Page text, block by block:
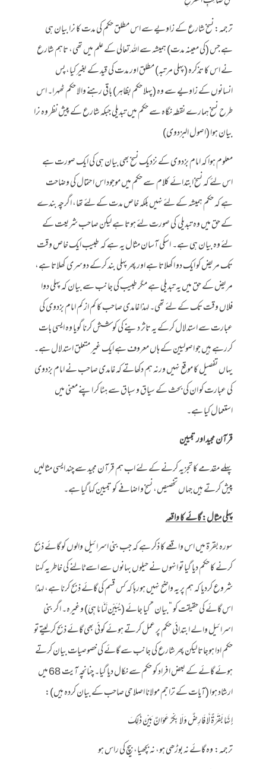
ترجمہ: نسخ شارع کے زاویے سے اس مطلق حکم کی مدت کا نرا بیان ہی
ہے جس (کی معینہ مدت) ہمیشہ سے اللہ تعالی کے علم میں تھی، تاہم شارع
نے اس کا تذکرہ (پہلی مرتبہ) مطلق اور مدت کی قید کے بغیر کیا، پس
انسانوں کے زاویے سے وہ (پہلا حکم بظاہر) باقی رہنے والا حکم ٹھہرا۔ اس
طرح نسخ ہمارے نقطہ نگاہ سے حکم میں تبدیلی جبکہ شارع کے پیش نظر وہ نرا
بیان ہوا (اصول البزدوی)
معلوم ہوا کہ امام بزدوی کے نزدیک نسخ بھی بیان ہی کی ایک صورت ہے
اس لئے کہ نسخ ابتدائے کلام سے حکم میں موجود اس احتمال کی وضاحت
ہے کہ حکم ہمیشہ کے لئے نہیں بلکہ خاص مدت کے لئے تھا، اگرچہ بندے
کے حق میں وہ تبدیلی کی صورت لئے ہوتا ہے لیکن صاحب شریعت کے
لئے وہ بیان ہی ہے۔ اسکی آسان مثال یہ ہے کہ طبیب ایک خاص وقت
تک مریض کو ایک دو ا کھلاتا ہے اور پھر پہلی بند کرکے دوسری کھلاتا ہے،
مریض کے حق میں یہ تبدیلی ہے مگر طبیب کی جانب سے بیان کہ پہلی دوا
فلاں وقت تک کے لئے تھی۔ لہذا غامدی صاحب کا کم از کم امام بزدوی کی
عبارت سے استدلال کرکے یہ تاثر دینے کی کوشش کرنا گویا وہ ایسی بات
کررہے ہیں جو اصولیین کے ہاں معروف ہے ایک غیر متعلق استدلال ہے۔
یہاں تفصیل کا موقع نہیں ورنہ ہم دکھاتے کہ غامدی صاحب نے امام بزدوی
کی عبارت کو ان کی بحث کے سیاق و سباق سے ہٹا کر اپنے معنی میں
استعمال کیا ہے۔
قرآن مجید اور تبیین
پہلے مقدمے کا تجزیہ کرنے کے لئے اب ہم قرآن مجید سے چند ایسی مثالیں
پیش کرتے ہیں جہاں تخصیص، نسخ و اضافے کو تبیین کہا گیا ہے۔
پہلی مثال: گائے کا واقعہ
سورہ بقرۃ میں اس واقعے کا ذکر ہے کہ جب بنی اسرائیل والوں کو گائے ذبح
کرنے کا حکم دیا گیا تو انہوں نے حیلوں بہانوں سے اسے ٹالنے کی خاطر یہ کہنا
شروع کردیا کہ ہم پر یہ واضح نہیں ہورہا کہ کس قسم کی گائے ذبح کرنا ہے، لہذا
اس گائے کی حقیقت کو “بیان ” کیا جائے (يُبَيِّن لَّنَا مَا هِيَ) وغیرہ۔ اگر بنی
اسرائیل والے ابتدائی حکم پر عمل کرتے ہوئے کوئی بھی گائے ذبح کرلیتے تو
حکم ادا ہوجاتا لیکن پھر شارع کی جانب سے گائے کی خصوصیات بیان کرتے
ہوئے گائے کے بعض افراد کو حکم سے نکال دیا گیا۔ چنانچہ آیت 68 میں
ارشاد ہوا (آیات کے تراجم مولانا اصلاحی صاحب کے بیان کردہ ہیں):
إِنَّهَا بَقَرَةٌ لَّا فَارِضٌ وَلَا بِكْرٌ عَوَانٌ بَيْنَ ذَٰلِكَ
ترجمہ: وہ گائے نہ بوڑھی ہو، نہ بچھیا، بیچ کی راس ہو